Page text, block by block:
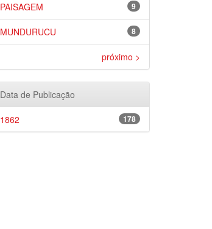
9
PAISAGEM
8
MUNDURUCU
próximo >
Data de Publicação
178
1862